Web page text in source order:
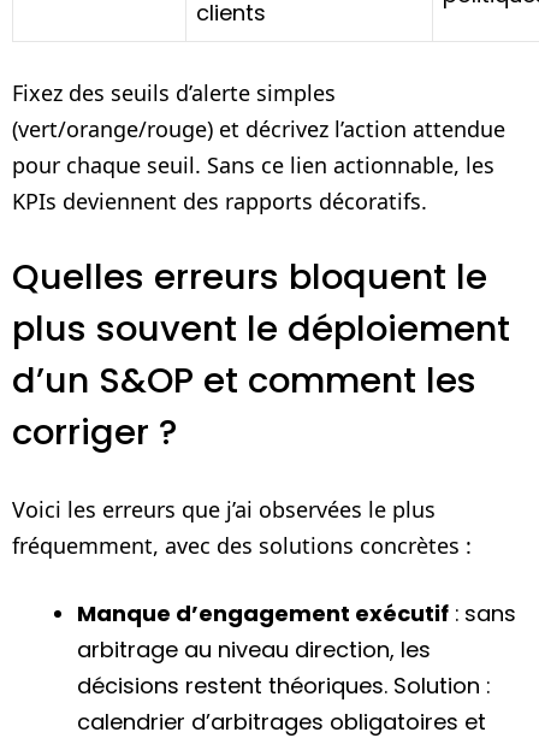
clients
Fixez des seuils d’alerte simples
(vert/orange/rouge) et décrivez l’action attendue
pour chaque seuil. Sans ce lien actionnable, les
KPIs deviennent des rapports décoratifs.
Quelles erreurs bloquent le
plus souvent le déploiement
d’un S&OP et comment les
corriger ?
Voici les erreurs que j’ai observées le plus
fréquemment, avec des solutions concrètes :
Manque d’engagement exécutif : sans
arbitrage au niveau direction, les
décisions restent théoriques. Solution :
calendrier d’arbitrages obligatoires et